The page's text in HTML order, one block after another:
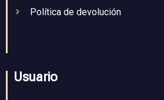
Política de devolución
Usuario